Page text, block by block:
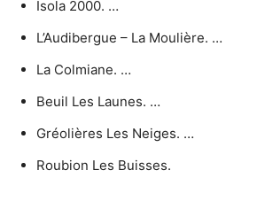
Isola 2000. …
L’Audibergue – La Moulière. …
La Colmiane. …
Beuil Les Launes. …
Gréolières Les Neiges. …
Roubion Les Buisses.